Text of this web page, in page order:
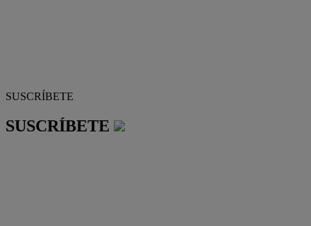
SUSCRÍBETE
SUSCRÍBETE